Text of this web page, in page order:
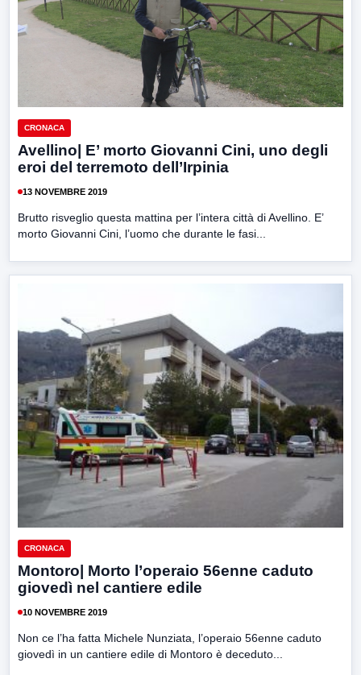
CRONACA
Avellino| E’ morto Giovanni Cini, uno degli
eroi del terremoto dell’Irpinia
13 NOVEMBRE 2019
Brutto risveglio questa mattina per l’intera città di Avellino. E’
morto Giovanni Cini, l’uomo che durante le fasi...
CRONACA
Montoro| Morto l’operaio 56enne caduto
giovedì nel cantiere edile
10 NOVEMBRE 2019
Non ce l’ha fatta Michele Nunziata, l’operaio 56enne caduto
giovedì in un cantiere edile di Montoro è deceduto...